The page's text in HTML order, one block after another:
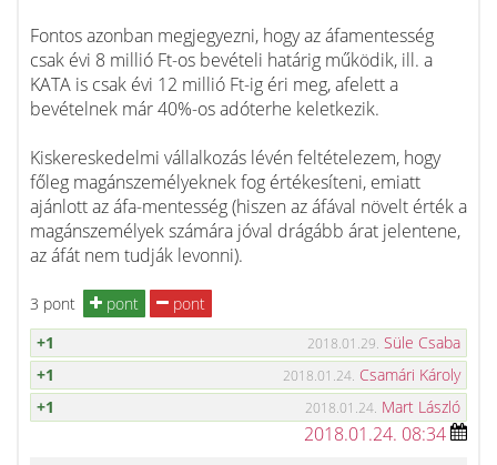
Fontos azonban megjegyezni, hogy az áfamentesség
csak évi 8 millió Ft-os bevételi határig működik, ill. a
KATA is csak évi 12 millió Ft-ig éri meg, afelett a
bevételnek már 40%-os adóterhe keletkezik.
Kiskereskedelmi vállalkozás lévén feltételezem, hogy
főleg magánszemélyeknek fog értékesíteni, emiatt
ajánlott az áfa-mentesség (hiszen az áfával növelt érték a
magánszemélyek számára jóval drágább árat jelentene,
az áfát nem tudják levonni).
3 pont pont
pont
+1
2018.01.29. Süle Csaba
+1
2018.01.24. Csamári Károly
+1
2018.01.24. Mart László
2018.01.24. 08:34